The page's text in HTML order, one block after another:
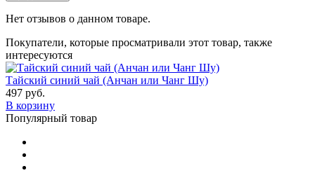
Нет отзывов о данном товаре.
Покупатели, которые просматривали этот товар, также
интересуются
Тайский синий чай (Анчан или Чанг Шу)
497 руб.
В корзину
Популярный товар